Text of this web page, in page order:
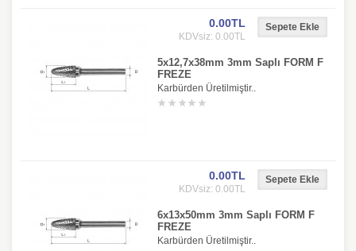
0.00TL
KDVsiz: 0.00TL
5x12,7x38mm 3mm Saplı FORM F
FREZE
Karbürden Üretilmiştir..
0.00TL
KDVsiz: 0.00TL
6x13x50mm 3mm Saplı FORM F
FREZE
Karbürden Üretilmiştir..